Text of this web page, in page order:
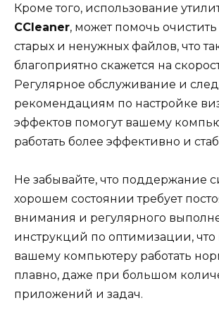
Кроме того, использование
CCleaner, может помочь очистить
старых и ненужных файлов, что
благоприятно скажется на
Регулярное обслуживание и
рекомендациям по настройке
эффектов помогут вашему
работать более эффективно и
Не забывайте, что поддержание
хорошем состоянии требует
внимания и регулярного
инструкций по оптимизации,
вашему компьютеру работать
плавно, даже при большом
приложений и задач.